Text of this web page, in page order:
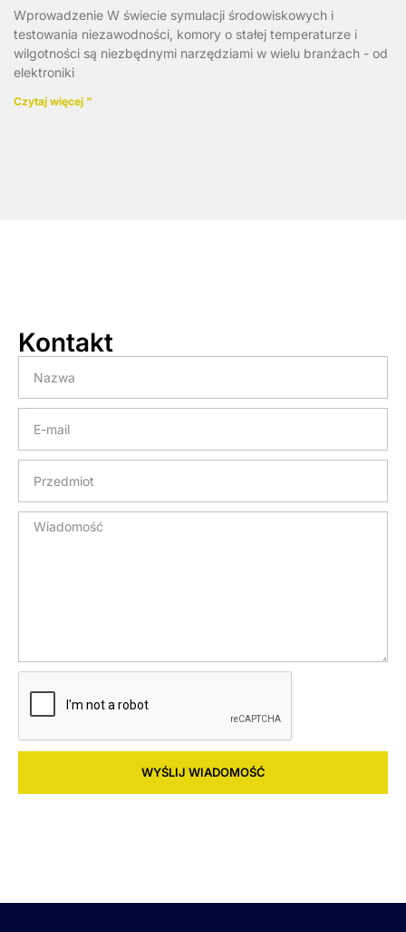
Wprowadzenie W świecie symulacji środowiskowych i
testowania niezawodności, komory o stałej temperaturze i
wilgotności są niezbędnymi narzędziami w wielu branżach - od
elektroniki
Czytaj więcej "
Kontakt
WYŚLIJ WIADOMOŚĆ